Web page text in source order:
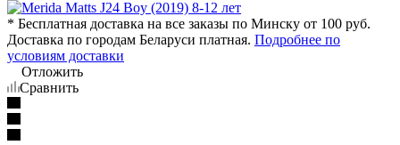
* Бесплатная доставка на все заказы по Минску от 100 руб.
Доставка по городам Беларуси платная. Подробнее по
условиям доставки
Отложить
Сравнить